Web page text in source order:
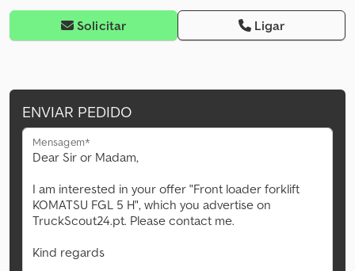
Solicitar Ligar
ENVIAR PEDIDO
Mensagem*